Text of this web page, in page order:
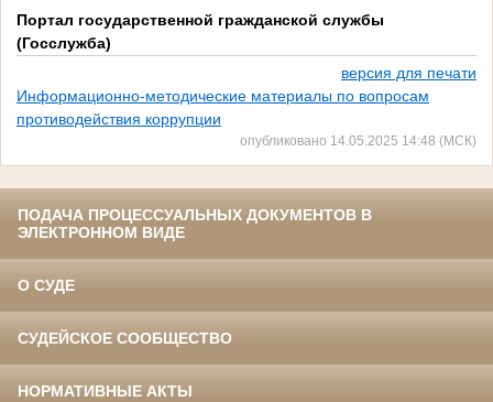
Портал государственной гражданской службы
(Госслужба)
версия для печати
Информационно-методические материалы по вопросам
противодействия коррупции
опубликовано 14.05.2025 14:48 (МСК)
ПОДАЧА ПРОЦЕССУАЛЬНЫХ ДОКУМЕНТОВ В
ЭЛЕКТРОННОМ ВИДЕ
О СУДЕ
СУДЕЙСКОЕ СООБЩЕСТВО
НОРМАТИВНЫЕ АКТЫ